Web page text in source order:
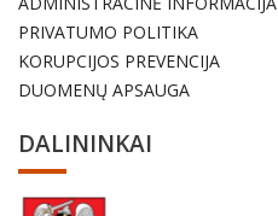
PRIVATUMO POLITIKA
KORUPCIJOS PREVENCIJA
DUOMENŲ APSAUGA
DALININKAI